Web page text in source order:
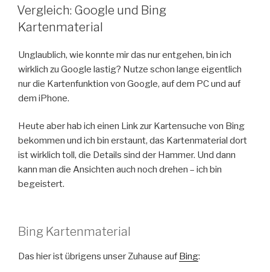
AM
Vergleich: Google und Bing
Kartenmaterial
Unglaublich, wie konnte mir das nur entgehen, bin ich
wirklich zu Google lastig? Nutze schon lange eigentlich
nur die Kartenfunktion von Google, auf dem PC und auf
dem iPhone.
Heute aber hab ich einen Link zur Kartensuche von Bing
bekommen und ich bin erstaunt, das Kartenmaterial dort
ist wirklich toll, die Details sind der Hammer. Und dann
kann man die Ansichten auch noch drehen – ich bin
begeistert.
Bing Kartenmaterial
Das hier ist übrigens unser Zuhause auf Bing: